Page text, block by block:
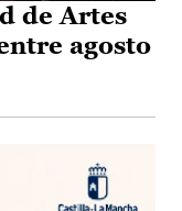
de Artes
agosto